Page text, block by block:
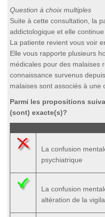
Question à choix multiples
Suite à cette consultation, la
addictologique et elle
La patiente revient vous voir
Elle vous rapporte plusieurs
médicales pour des malaises
connaissance survenus
malaises sont associés à une
Parmi les propositions
(sont) exacte(s)?
La confusion
psychiatrique
La confusion
altération de la